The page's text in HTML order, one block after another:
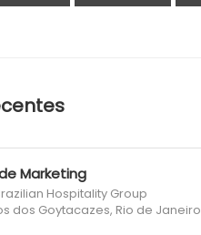
Marketing
Hospitality Group
dos Goytacazes, Rio de Janeiro